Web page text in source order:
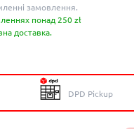
замовлення.
понад 250 zł
доставка.
DPD Pickup